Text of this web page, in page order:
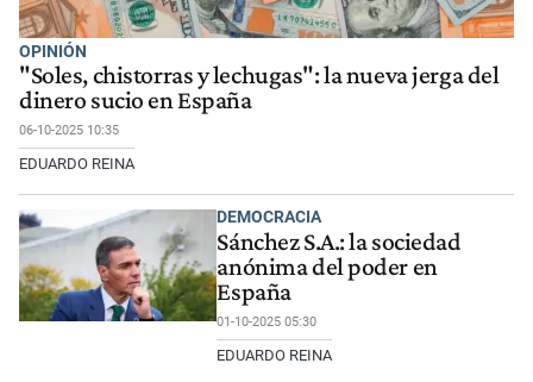
OPINIÓN
"Soles, chistorras y lechugas": la nueva jerga del
dinero sucio en España
06-10-2025 10:35
EDUARDO REINA
DEMOCRACIA
Sánchez S.A.: la sociedad
anónima del poder en
España
01-10-2025 05:30
EDUARDO REINA